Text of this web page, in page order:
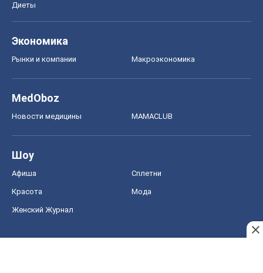
Диеты
Экономика
Рынки и компании Mакроэкономика
MedOboz
Новости медицины MAMACLUB
Шоу
Афиша Сплетни
Красота Мода
Женский Журнал